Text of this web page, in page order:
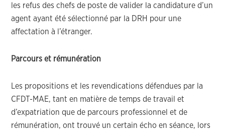
les refus des chefs de poste de valider la candidature d’un
agent ayant été sélectionné par la DRH pour une
affectation à l’étranger.
Parcours et rémunération
Les propositions et les revendications défendues par la
CFDT-MAE, tant en matière de temps de travail et
d’expatriation que de parcours professionnel et de
rémunération, ont trouvé un certain écho en séance, lors